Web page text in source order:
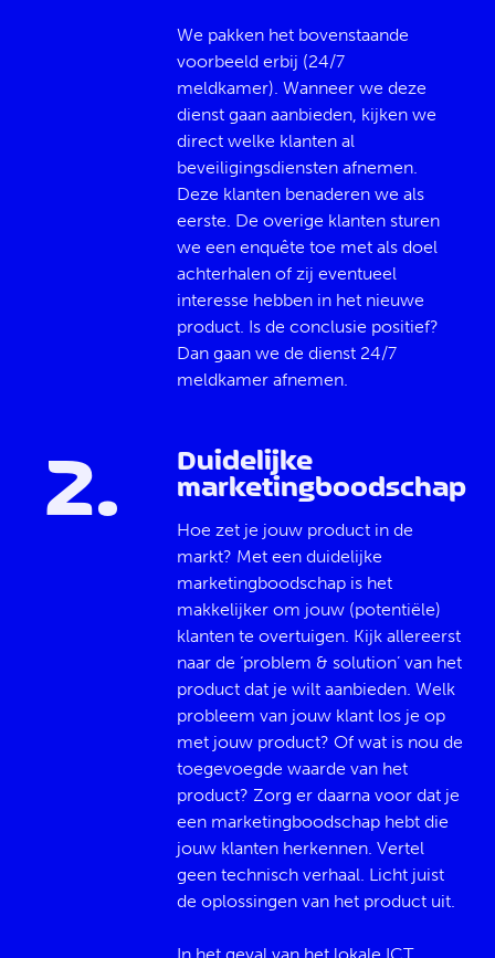
We pakken het bovenstaande
voorbeeld erbij (24/7
meldkamer). Wanneer we deze
dienst gaan aanbieden, kijken we
direct welke klanten al
beveiligingsdiensten afnemen.
Deze klanten benaderen we als
eerste. De overige klanten sturen
we een enquête toe met als doel
achterhalen of zij eventueel
interesse hebben in het nieuwe
product. Is de conclusie positief?
Dan gaan we de dienst 24/7
meldkamer afnemen.
2. Duidelijke
marketingboodschap
Hoe zet je jouw product in de
markt? Met een duidelijke
marketingboodschap is het
makkelijker om jouw (potentiële)
klanten te overtuigen. Kijk allereerst
naar de ‘problem & solution’ van het
product dat je wilt aanbieden. Welk
probleem van jouw klant los je op
met jouw product? Of wat is nou de
toegevoegde waarde van het
product? Zorg er daarna voor dat je
een marketingboodschap hebt die
jouw klanten herkennen. Vertel
geen technisch verhaal. Licht juist
de oplossingen van het product uit.